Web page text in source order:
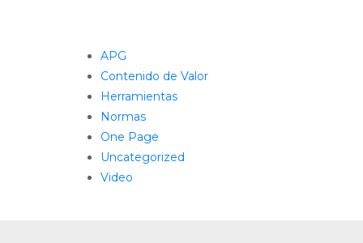
APG
Contenido de Valor
Herramientas
Normas
One Page
Uncategorized
Video